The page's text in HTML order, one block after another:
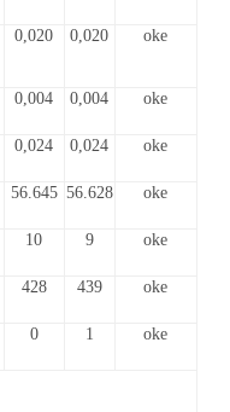
0,020 0,020
oke
0,004 0,004 oke
0,024 0,024 oke
56.645 56.628 oke
10 9 oke
428 439 oke
0 1 oke